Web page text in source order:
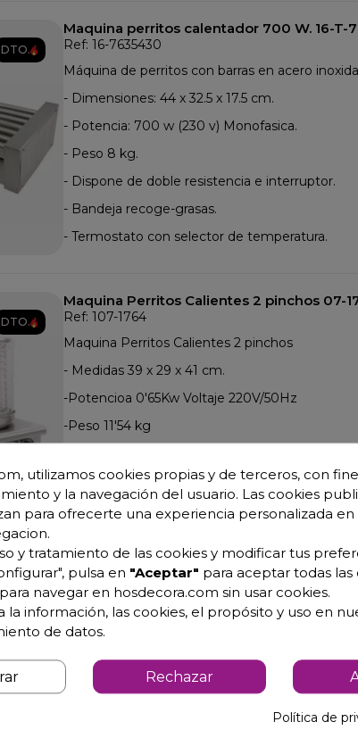
DTO.
Maquina perritos calentador 700 W. 16-T-7
Ref: 16-7635430
Máquina de perritos con barras en acero
- Dimensiones: 44 x 32.5 x 17.5 cm.
- Potencia: 700 w (230 v) Monofasica.
- Peso 8 kg.
- Dispone de doble resistencia e interruptor.
- Bandeja recoge-grasas.
- Termostato con selector de temperatura.
DTO.
Maquina Perritos Calientes 2 pinchos 07-
Ref: 107-1764
Maquina Perritos Calientes 2 pinchos
- Medidas 39 x 29 x 41 cm.
-Potencioa 0'65Kw Voltaje 220V/50Hz
-Peso 11'54 kg
-Cilindro de cristal 200x240mm.
-Acero Inoxidable con 4 barras para tostar el
DTO.
Maquina Perritos Calientes 4 Pinchos 07-
Ref: 107-1763
Maquina para perritos calientes 4 pinchos
- Potencia 650 W.
- Temperatura de 40 a 100 grados C.
utilizamos cookies propias y de terceros, con
y la navegación del usuario. Las cookies
para ofrecerte una experiencia personalizada en
y tratamiento de las cookies y modificar tus
pulsa en "Aceptar" para aceptar todas las
para navegar en hosdecora.com sin usar cookies.
la información, las cookies, el propósito y uso en
de datos.
Rechazar
Política de